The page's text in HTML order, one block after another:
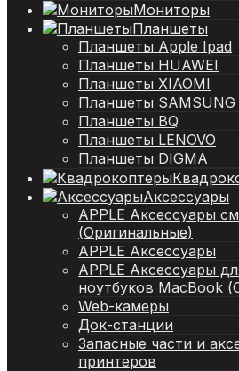
Мониторы
Планшеты
Планшеты Apple Ipad
Планшеты HUAWEI
Планшеты XIAOMI
Планшеты SAMSUNG
Планшеты BQ
Планшеты LENOVO
Планшеты DIGMA
Аксессуары
APPLE Аксессуары
(Оригинальные)
APPLE Аксессуары
APPLE Аксессуары
ноутбуков MacBook
Web-камеры
Док-станции
Запасные части и
принтеров